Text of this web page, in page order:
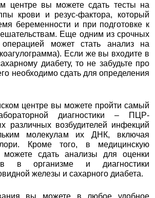
центре вы можете сдать тесты на
крови и резус-фактора, который
беременности и при подготовке к
Еще одним из срочных
может стать анализ на
Если же вы входите в
диабету, то не забудьте про
необходимо сдать для определения
центре вы можете пройти самый
диагностики – ПЦР-
различных возбудителей инфекций
молекулам их ДНК, включая
Кроме того, в медицинскую
сдать анализы для оценки
в организме и диагностики
железы и сахарного диабета.
вы можете в любое удобное